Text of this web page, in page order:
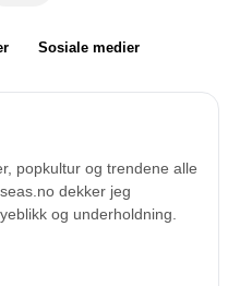
Sosiale medier
popkultur og trendene alle
dekker jeg
og underholdning.